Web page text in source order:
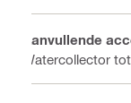
Aanvullende
Watercollector